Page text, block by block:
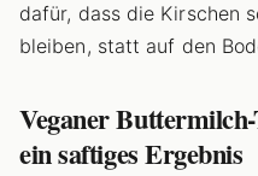
dafür, dass die Kirschen
bleiben, statt auf den
Veganer
ein saftiges Ergebnis